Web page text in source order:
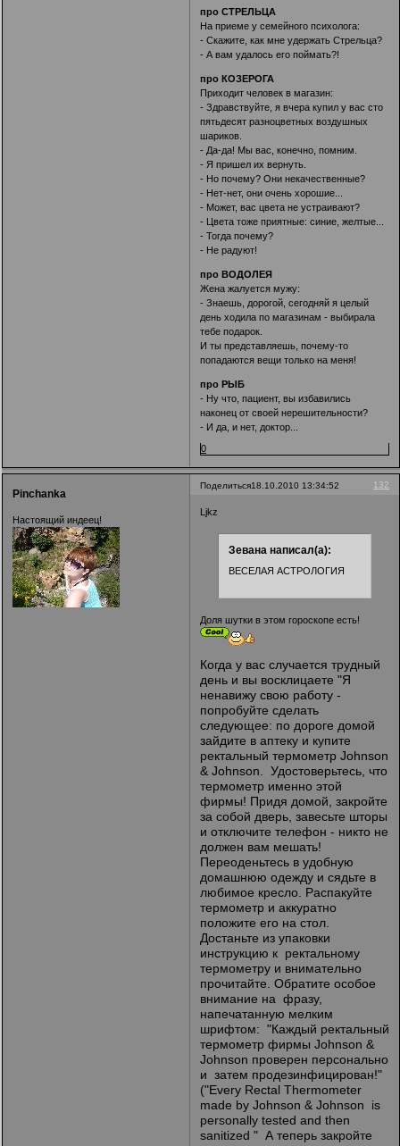
про СТРЕЛЬЦА
На приеме у семейного психолога:
- Скажите, как мне удержать Стрельца?
- А вам удалось его поймать?!
про КОЗЕРОГА
Приходит человек в магазин:
- Здравствуйте, я вчера купил у вас сто
пятьдесят разноцветных воздушных
шариков.
- Да-да! Мы вас, конечно, помним.
- Я пришел их вернуть.
- Но почему? Они некачественные?
- Нет-нет, они очень хорошие...
- Может, вас цвета не устраивают?
- Цвета тоже приятные: синие, желтые...
- Тогда почему?
- Не радуют!
про ВОДОЛЕЯ
Жена жалуется мужу:
- Знаешь, дорогой, сегодняй я целый
день ходила по магазинам - выбирала
тебе подарок.
И ты представляешь, почему-то
попадаются вещи только на меня!
про РЫБ
- Ну что, пациент, вы избавились
наконец от своей нерешительности?
- И да, и нет, доктор...
0
Поделиться 132
18.10.2010 13:34:52
Pinchanka
Настоящий индеец!
Ljkz
Зевана написал(а):
ВЕСЕЛАЯ АСТРОЛОГИЯ
Доля шутки в этом гороскопе есть!
Когда у вас случается трудный
день и вы восклицаете "Я
ненавижу свою работу -
попробуйте сделать
следующее: по дороге домой
зайдите в аптеку и купите
ректальный термометр Jоhnsоn
& Jоhnsоn. Удостоверьтесь, что
термометр именно этой
фирмы! Придя домой, закройте
за собой дверь, завесьте шторы
и отключите телефон - никто не
должен вам мешать!
Переоденьтесь в удобную
домашнюю одежду и сядьте в
любимое кресло. Распакуйте
термометр и аккуратно
положите его на стол.
Достаньте из упаковки
инструкцию к ректальному
термометру и внимательно
прочитайте. Обратите особое
внимание на фразу,
напечатанную мелким
шрифтом: "Каждый ректальный
термометр фирмы Jоhnsоn &
Jоhnsоn проверен персонально
и затем продезинфицирован!"
("Еvеrу Rесtаl Тhеrmоmеtеr
mаdе bу Jоhnsоn & Jоhnsоn is
реrsоnаllу tеstеd аnd thеn
sаnitizеd " А теперь закройте